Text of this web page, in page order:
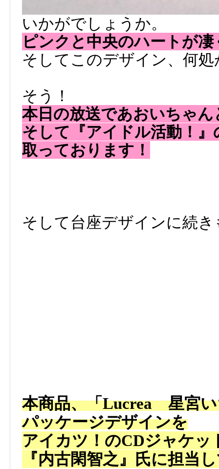
いかがでしょうか。
ピンクと中央のハートが
そしてこのデザイン、何
そう！
本日の放送であおいちゃ
そして『アイドル活動！
取っております！
そして台座デザインに続
本商品、「Lucrea 星宮
パッケージデザインを
アイカツ！のCDジャケ
『内古閑智之』氏に担当